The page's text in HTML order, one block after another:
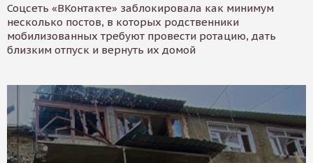
Соцсеть «ВКонтакте» заблокировала как минимум
несколько постов, в которых родственники
мобилизованных требуют провести ротацию, дать
близким отпуск и вернуть их домой